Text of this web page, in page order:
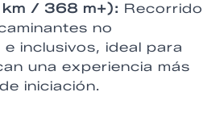
/ 368 m+): Recorrido
no
inclusivos, ideal para
una experiencia más
iniciación.